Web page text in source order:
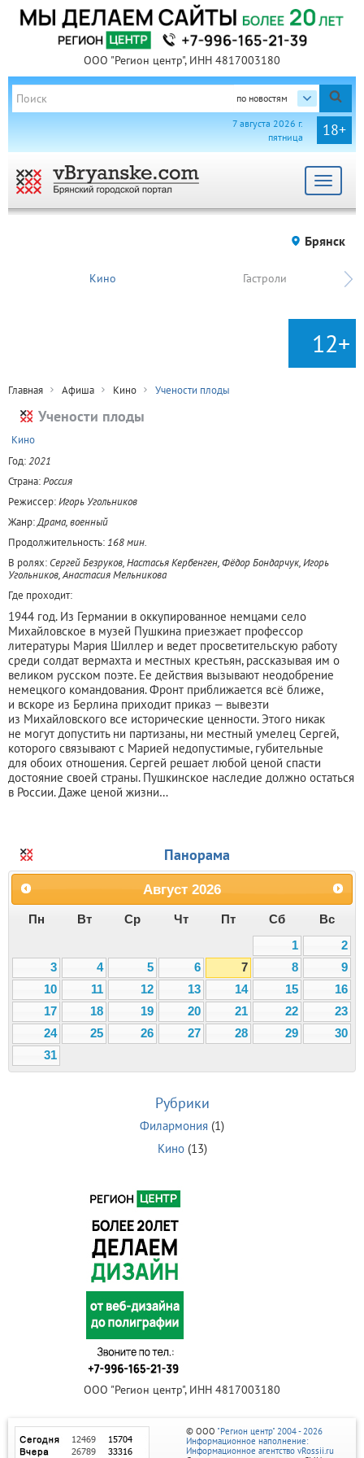
ООО "Регион центр", ИНН 4817003180
по новостям
18+
7 августа 2026 г.
пятница
Toggle
Брянск
Кино Гастроли
12+
Главная Афиша Кино Учености плоды
Учености плоды
Кино
Год:2021
Страна:Россия
Режиссер:Игорь Угольников
Жанр:Драма, военный
Продолжительность: 168 мин.
В ролях: Сергей Безруков, Настасья Кербенген, Фёдор Бондарчук, Игорь
Угольников, Анастасия Мельникова
Где проходит:
1944 год. Из Германии в оккупированное немцами село
Михайловское в музей Пушкина приезжает профессор
литературы Мария Шиллер и ведет просветительскую работу
среди солдат вермахта и местных крестьян, рассказывая им о
великом русском поэте. Ее действия вызывают неодобрение
немецкого командования. Фронт приближается всё ближе,
и вскоре из Берлина приходит приказ — вывезти
из Михайловского все исторические ценности. Этого никак
не могут допустить ни партизаны, ни местный умелец Сергей,
которого связывают с Марией недопустимые, губительные
для обоих отношения. Сергей решает любой ценой спасти
достояние своей страны. Пушкинское наследие должно остаться
в России. Даже ценой жизни…
Панорама
Август 2026
Пн Вт Ср Чт Пт Сб
Вс
1
2
3
4 5 6 7 8
9
10
11 12 13 14 15
16
17
18 19 20 21 22
23
24
25 26 27 28 29
30
31
Рубрики
Филармония (1)
Кино(13)
ООО "Регион центр", ИНН 4817003180
© ООО "Регион центр" 2004 - 2026
Информационное наполнение:
Информационное агентство vRossii.ru